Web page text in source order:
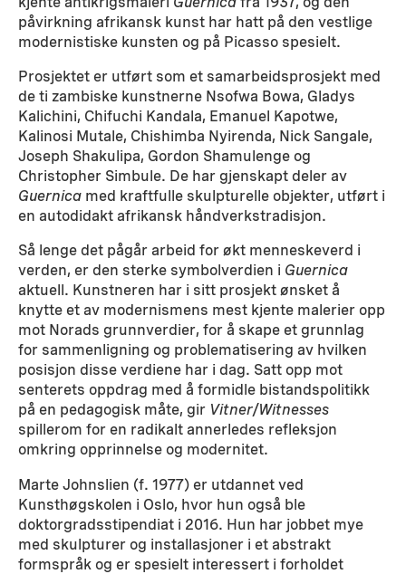
påvirkning afrikansk kunst har hatt på den vestlige
modernistiske kunsten og på Picasso spesielt.
Prosjektet er utført som et samarbeidsprosjekt med
de ti zambiske kunstnerne Nsofwa Bowa, Gladys
Kalichini, Chifuchi Kandala, Emanuel Kapotwe,
Kalinosi Mutale, Chishimba Nyirenda, Nick Sangale,
Joseph Shakulipa, Gordon Shamulenge og
Christopher Simbule. De har gjenskapt deler av
Guernica med kraftfulle skulpturelle objekter, utført i
en autodidakt afrikansk håndverkstradisjon.
Så lenge det pågår arbeid for økt menneskeverd i
verden, er den sterke symbolverdien i Guernica
aktuell. Kunstneren har i sitt prosjekt ønsket å
knytte et av modernismens mest kjente malerier opp
mot Norads grunnverdier, for å skape et grunnlag
for sammenligning og problematisering av hvilken
posisjon disse verdiene har i dag. Satt opp mot
senterets oppdrag med å formidle bistandspolitikk
på en pedagogisk måte, gir Vitner/Witnesses
spillerom for en radikalt annerledes refleksjon
omkring opprinnelse og modernitet.
Marte Johnslien (f. 1977) er utdannet ved
Kunsthøgskolen i Oslo, hvor hun også ble
doktorgradsstipendiat i 2016. Hun har jobbet mye
med skulpturer og installasjoner i et abstrakt
formspråk og er spesielt interessert i forholdet